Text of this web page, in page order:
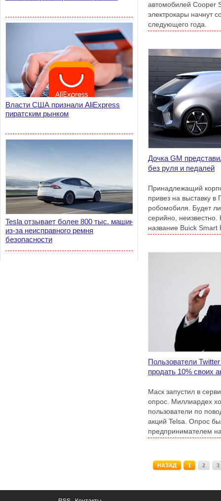
Власти США признали AliExpress
пиратским рынком
Tesla отзывает более 800 тыс. машин
из-за неисправного ремня
безопасности
автомобилей Cooper
электрокары начнут
следующего года.
Дочка GM
без руля и педалей
Принадлежащий
привез на выставку в
робомобиля. Будет
серийно, неизвестно.
название Buick Smart
Пользователи
продать 10% своих
Маск запустил в
опрос. Миллиардех
пользователи по
акций Telsa. Опрос
предпринимателем
НАЗАД 1 2 3